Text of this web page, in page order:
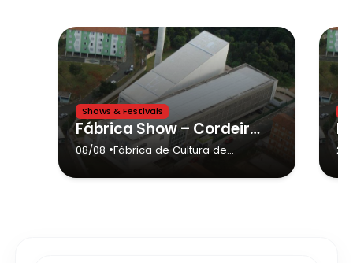
Shows & Festivais
Fábrica Show – Cordeiros do Samba
08/08 •Fábrica de Cultura de